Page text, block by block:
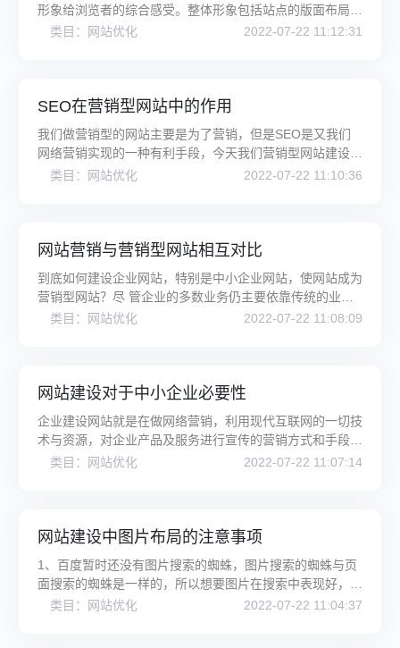
形象给浏览者的综合感受。整体形象包括站点的版面布局，
色彩，字体，浏览方式等…
类目：网站优化 2022-07-22 11:12:31
SEO在营销型网站中的作用
我们做营销型的网站主要是为了营销，但是SEO是又我们
网络营销实现的一种有利手段，今天我们营销型网站建设技
术人员给你分析一下SEO对于我们
类目：网站优化 2022-07-22 11:10:36
网站营销与营销型网站相互对比
到底如何建设企业网站，特别是中小企业网站，使网站成为
营销型网站？尽 管企业的多数业务仍主要依靠传统的业务
方式开展，但是，欲通过互联
类目：网站优化 2022-07-22 11:08:09
网站建设对于中小企业必要性
企业建设网站就是在做网络营销，利用现代互联网的一切技
术与资源，对企业产品及服务进行宣传的营销方式和手段。
一 很多中小企业认为网站无
类目：网站优化 2022-07-22 11:07:14
网站建设中图片布局的注意事项
1、百度暂时还没有图片搜索的蜘蛛，图片搜索的蜘蛛与页
面搜索的蜘蛛是一样的，所以想要图片在搜索中表现好，基
础就是网站要在百度中表现好
类目：网站优化 2022-07-22 11:04:37